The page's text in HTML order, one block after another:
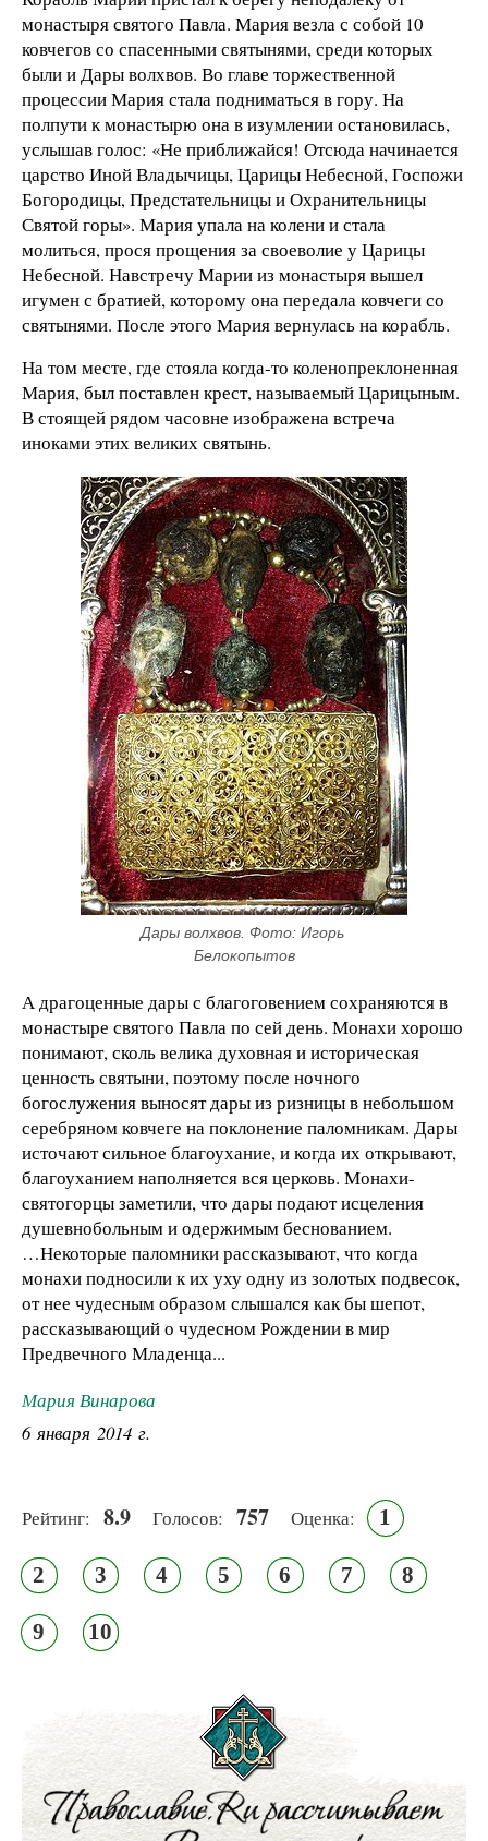
монастыря святого Павла. Мария везла с собой 10
ковчегов со спасенными святынями, среди которых
были и Дары волхвов. Во главе торжественной
процессии Мария стала подниматься в гору. На
полпути к монастырю она в изумлении остановилась,
услышав голос: «Не приближайся! Отсюда начинается
царство Иной Владычицы, Царицы Небесной, Госпожи
Богородицы, Предстательницы и Охранительницы
Святой горы». Мария упала на колени и стала
молиться, прося прощения за своеволие у Царицы
Небесной. Навстречу Марии из монастыря вышел
игумен с братией, которому она передала ковчеги со
святынями. После этого Мария вернулась на корабль.
На том месте, где стояла когда-то коленопреклоненная
Мария, был поставлен крест, называемый Царицыным.
В стоящей рядом часовне изображена встреча
иноками этих великих святынь.
Дары волхвов. Фото: Игорь
Белокопытов
А драгоценные дары с благоговением сохраняются в
монастыре святого Павла по сей день. Монахи хорошо
понимают, сколь велика духовная и историческая
ценность святыни, поэтому после ночного
богослужения выносят дары из ризницы в небольшом
серебряном ковчеге на поклонение паломникам. Дары
источают сильное благоухание, и когда их открывают,
благоуханием наполняется вся церковь. Монахи-
святогорцы заметили, что дары подают исцеления
душевнобольным и одержимым беснованием.
…Некоторые паломники рассказывают, что когда
монахи подносили к их уху одну из золотых подвесок,
от нее чудесным образом слышался как бы шепот,
рассказывающий о чудесном Рождении в мир
Предвечного Младенца...
Мария Винарова
6 января 2014 г.
Рейтинг: 8.9 Голосов: 757 Оценка: 1
2 3 4 5 6 7 8
9 10